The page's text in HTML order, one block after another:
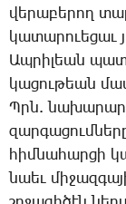
վե­րա­բե­րող
կա­տա­րո­ւե­ցաւ
Ապ­րի­լեան
կա­ցու­թեան
Պրն. նա­խա­րա­րը
հիմ­նա­հար­ցի
նաեւ